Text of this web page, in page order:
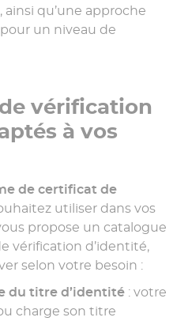
, ainsi qu’une approche
un niveau de
vérification
à vos
de certificat de
utiliser dans vos
propose un catalogue
vérification d’identité,
selon votre besoin :
du titre d’identité : votre
charge son titre